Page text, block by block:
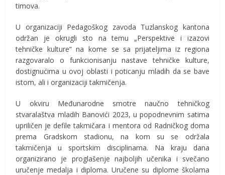
timova.
U organizaciji Pedagoškog zavoda Tuzlanskog kantona
održan je okrugli sto na temu „Perspektive i izazovi
tehničke kulture“ na kome se sa prijateljima iz regiona
razgovaralo o funkcionisanju nastave tehničke kulture,
dostignućima u ovoj oblasti i poticanju mladih da se bave
istom, ali i organizaciji takmičenja.
U okviru Međunarodne smotre naučno tehničkog
stvaralaštva mladih Banovići 2023, u popodnevnim satima
upriličen je defile takmičara i mentora od Radničkog doma
prema Gradskom stadionu, na kom su se održala
takmičenja u sportskim disciplinama. Na kraju dana
organizirano je proglašenje najboljih učenika i svečano
uručenje medalja i diploma. Uručene su diplome školama